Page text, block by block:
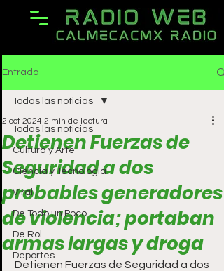
Entrada
Todas las noticias
Cultura y Arte
Ciencia y Tecnología
Viral
De Todo un Poco
De Rol
Deportes
Todas las noticias
Detienen Fuerzas de
Seguridad a dos
probables generadores
de violencia; portaban
armas largas y droga
2 oct 2024 2 min de lectura
Detienen Fuerzas de Seguridad a dos